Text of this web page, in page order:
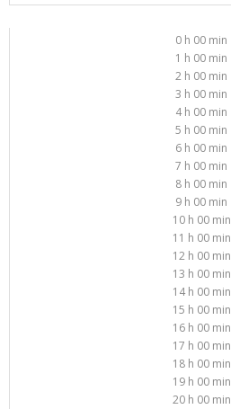
0 h 00 min
1 h 00 min
2 h 00 min
3 h 00 min
4 h 00 min
5 h 00 min
6 h 00 min
7 h 00 min
8 h 00 min
9 h 00 min
10 h 00 min
11 h 00 min
12 h 00 min
13 h 00 min
14 h 00 min
15 h 00 min
16 h 00 min
17 h 00 min
18 h 00 min
19 h 00 min
20 h 00 min